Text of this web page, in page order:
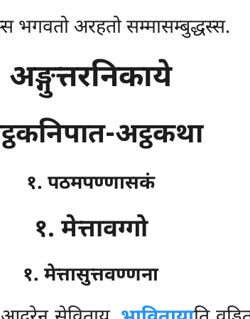
भगवतो अरहतो सम्मासम्बुद्धस्स.
अङ्गुत्तरनिकाये
अट्ठकथा
१. पठमपण्णासकं
१. मेत्तावग्गो
१. मेत्तासुत्तवण्णना